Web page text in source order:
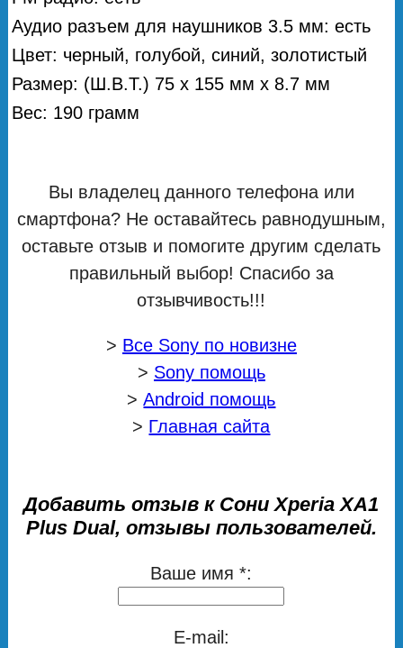
Аудио разъем для наушников 3.5 мм: есть
Цвет: черный, голубой, синий, золотистый
Размер: (Ш.В.Т.) 75 х 155 мм х 8.7 мм
Вес: 190 грамм
Вы владелец данного телефона или
смартфона? Не оставайтесь равнодушным,
оставьте отзыв и помогите другим сделать
правильный выбор! Спасибо за
отзывчивость!!!
> Все Sony по новизне
> Sony помощь
>Android помощь
> Главная сайта
Добавить отзыв к Сони Xperia XA1
Plus Dual, отзывы пользователей.
Ваше имя *:
E-mail: